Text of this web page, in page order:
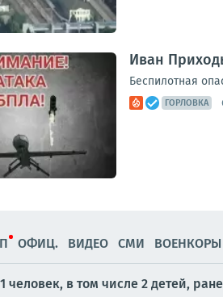
Иван
Беспилотная
ГОРЛОВКА
ОФИЦ. ВИДЕО СМИ ВОЕНКОРЫ
человек, в том числе 2 детей,